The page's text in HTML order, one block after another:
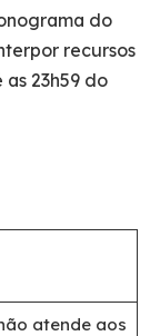
do
recursos
23h59 do
atende aos